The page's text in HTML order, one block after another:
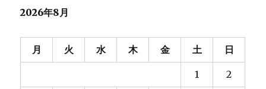
2026年8月
月 火 水 木 金 土 日
1 2